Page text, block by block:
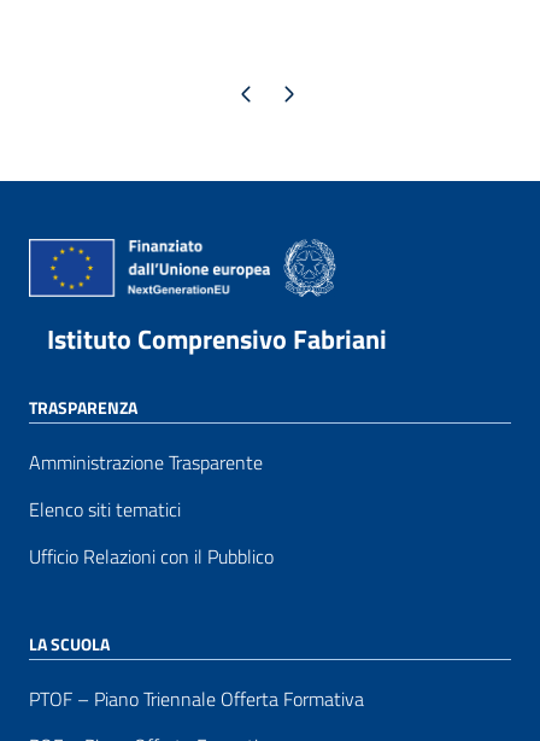
Pagina precedente
Pagina successiva
Istituto Comprensivo Fabriani
TRASPARENZA
Amministrazione Trasparente
Elenco siti tematici
Ufficio Relazioni con il Pubblico
LA SCUOLA
PTOF – Piano Triennale Offerta Formativa